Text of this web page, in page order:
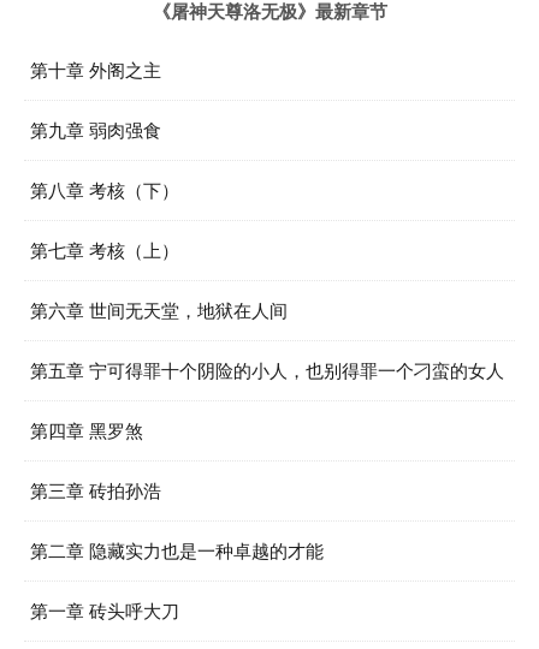
《屠神天尊洛无极》最新章节
第十章 外阁之主
第九章 弱肉强食
第八章 考核（下）
第七章 考核（上）
第六章 世间无天堂，地狱在人间
第五章 宁可得罪十个阴险的小人，也别得罪一个刁蛮的女人
第四章 黑罗煞
第三章 砖拍孙浩
第二章 隐藏实力也是一种卓越的才能
第一章 砖头呼大刀